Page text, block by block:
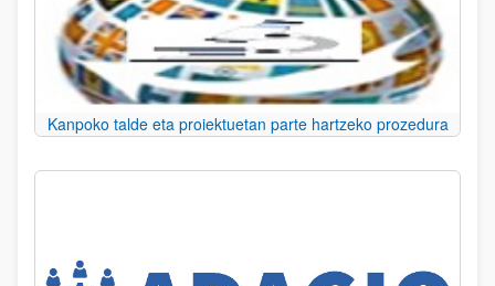
Kanpoko talde eta proiektuetan parte hartzeko prozedura